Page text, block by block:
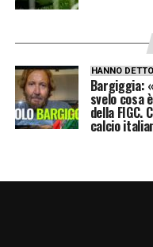
HANNO DETTO
Bargiggia:
svelo cosa
della FIGC.
calcio